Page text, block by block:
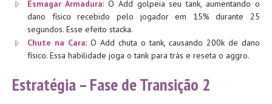
Esmagar Armadura: O Add golpeia seu tank, aumentando o
dano físico recebido pelo jogador em 15% durante 25
segundos. Esse efeito stacka.
Chute na Cara: O Add chuta o tank, causando 200k de dano
físico. Essa habilidade joga o tank para trás e reseta o aggro.
Estratégia – Fase de Transição 2